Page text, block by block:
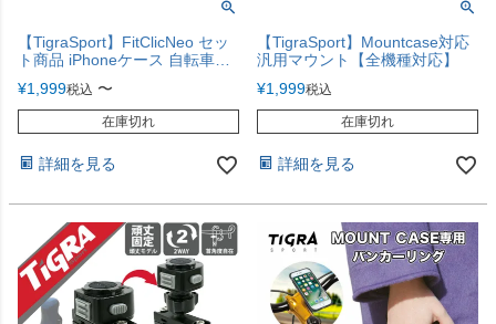
【TigraSport】FitClicNeo セッ
ト商品 iPhoneケース 自転車ホ
ルダー 【最大5点セット】
¥1,999税込 〜
在庫切れ
詳細を見る
【TigraSport】Mountcase対応
汎用マウント【全機種対応】
¥1,999税込
在庫切れ
詳細を見る